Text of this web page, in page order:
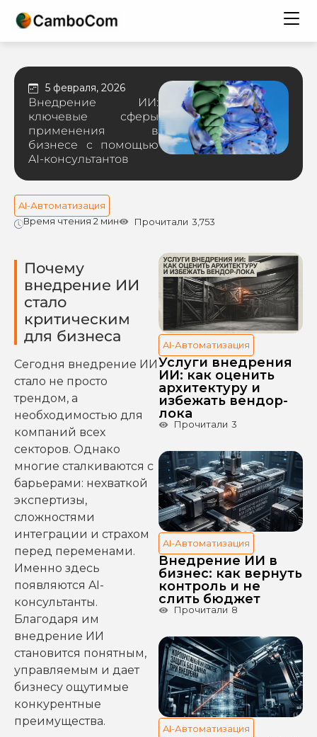
5 февраля, 2026
Внедрение ИИ:
ключевые сферы
применения в
бизнесе с помощью
AI-консультантов
Время чтения 2 мин Прочитали 3,753
AI-Автоматизация
Почему
внедрение ИИ
стало
критическим
для бизнеса
Сегодня внедрение ИИ
стало не просто
трендом, а
необходимостью для
компаний всех
секторов. Однако
многие сталкиваются с
барьерами: нехваткой
экспертизы,
сложностями
интеграции и страхом
перед переменами.
Именно здесь
появляются AI-
консультанты.
Благодаря им
внедрение ИИ
становится понятным,
управляемым и дает
бизнесу ощутимые
конкурентные
преимущества.
AI-Автоматизация
Услуги внедрения
ИИ: как оценить
архитектуру и
избежать вендор-
лока
Прочитали 3
AI-Автоматизация
Внедрение ИИ в
бизнес: как вернуть
контроль и не
слить бюджет
Прочитали 8
AI-Автоматизация